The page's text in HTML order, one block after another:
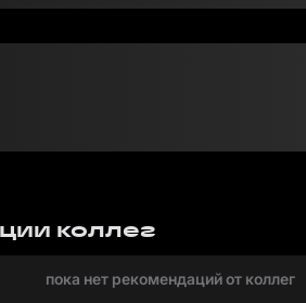
коллег
пока нет рекомендаций от коллег